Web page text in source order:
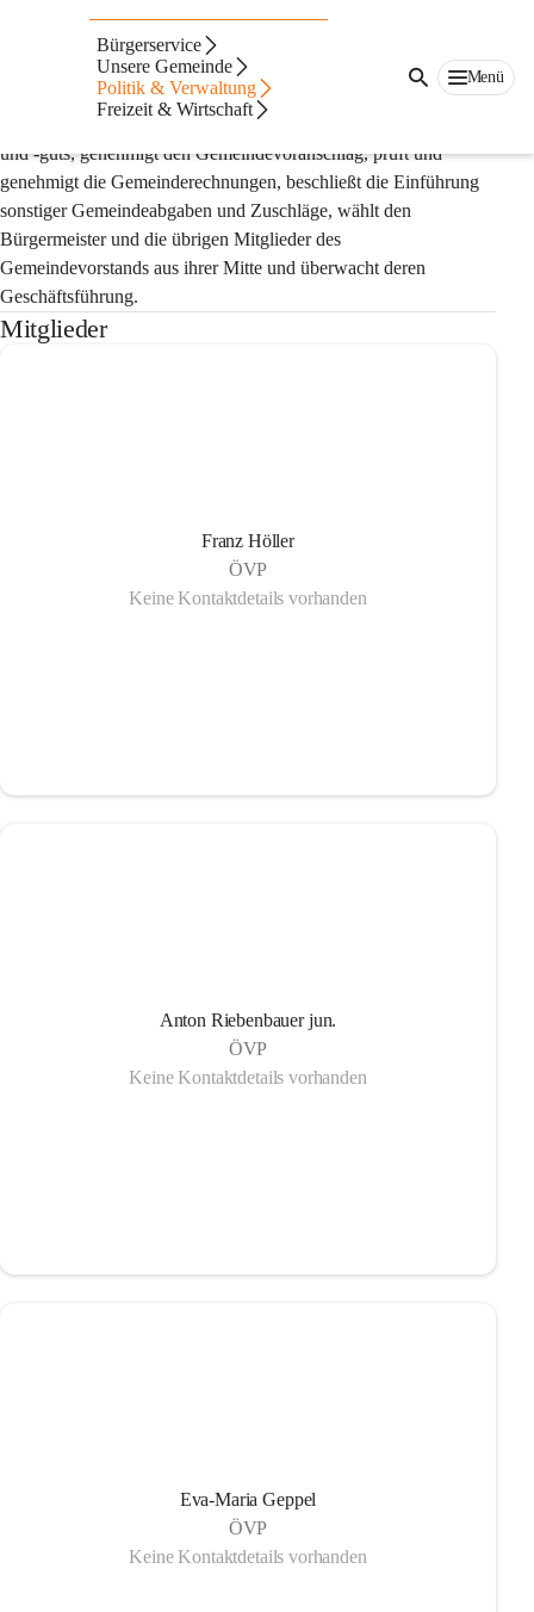
Bürgerservice
Unsere Gemeinde
Politik & Verwaltung
Freizeit & Wirtschaft
Menü
Gemeinderat
Der Gemeinderat ist das beschließende und überwachende
Organ und wird in geheimer Wahl gewählt. Er berät und
beschließt über alle Angelegenheiten des Gemeindevermögens
und -guts, genehmigt den Gemeindevoranschlag, prüft und
genehmigt die Gemeinderechnungen, beschließt die Einführung
sonstiger Gemeindeabgaben und Zuschläge, wählt den
Bürgermeister und die übrigen Mitglieder des
Gemeindevorstands aus ihrer Mitte und überwacht deren
Geschäftsführung.
Mitglieder
Franz Höller
ÖVP
Keine Kontaktdetails vorhanden
Anton Riebenbauer jun.
ÖVP
Keine Kontaktdetails vorhanden
Eva-Maria Geppel
ÖVP
Keine Kontaktdetails vorhanden